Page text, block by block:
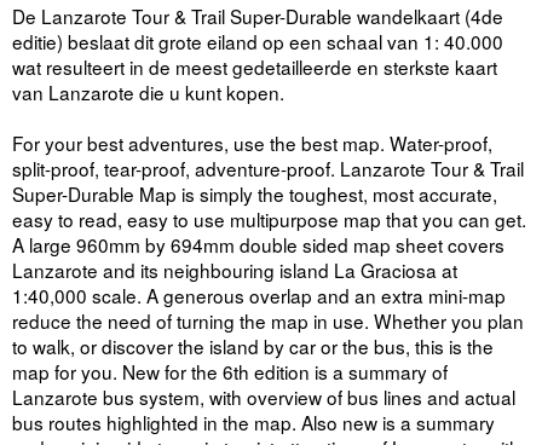
De Lanzarote Tour & Trail Super-Durable wandelkaart (4de
editie) beslaat dit grote eiland op een schaal van 1: 40.000
wat resulteert in de meest gedetailleerde en sterkste kaart
van Lanzarote die u kunt kopen.
For your best adventures, use the best map. Water-proof,
split-proof, tear-proof, adventure-proof. Lanzarote Tour & Trail
Super-Durable Map is simply the toughest, most accurate,
easy to read, easy to use multipurpose map that you can get.
A large 960mm by 694mm double sided map sheet covers
Lanzarote and its neighbouring island La Graciosa at
1:40,000 scale. A generous overlap and an extra mini-map
reduce the need of turning the map in use. Whether you plan
to walk, or discover the island by car or the bus, this is the
map for you. New for the 6th edition is a summary of
Lanzarote bus system, with overview of bus lines and actual
bus routes highlighted in the map. Also new is a summary